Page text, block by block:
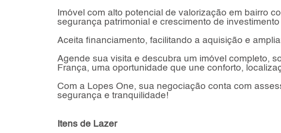
Imóvel com alto potencial de valorização em bairro
segurança patrimonial e crescimento de
Aceita financiamento, facilitando a aquisição e
Agende sua visita e descubra um imóvel completo,
França, uma oportunidade que une conforto,
Com a Lopes One, sua negociação conta com
segurança e tranquilidade!
Itens de Lazer